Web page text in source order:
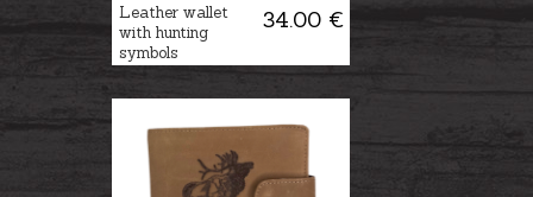
34.00 €
Leather wallet
with hunting
symbols